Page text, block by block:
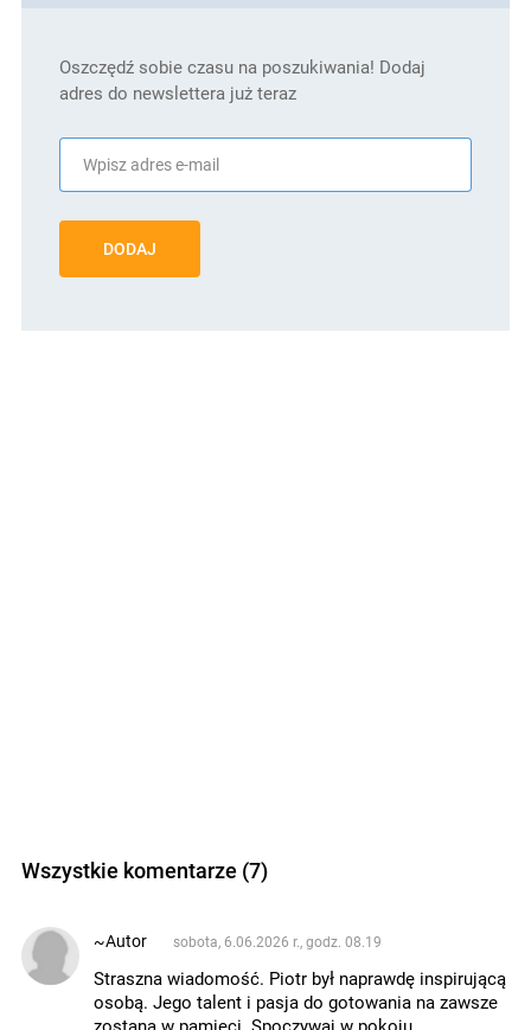
Oszczędź sobie czasu na poszukiwania! Dodaj
adres do newslettera już teraz
DODAJ
Wszystkie komentarze (7)
~Autor sobota, 6.06.2026 r., godz. 08.19
Straszna wiadomość. Piotr był naprawdę inspirującą
osobą. Jego talent i pasja do gotowania na zawsze
zostaną w pamięci. Spoczywaj w pokoju.